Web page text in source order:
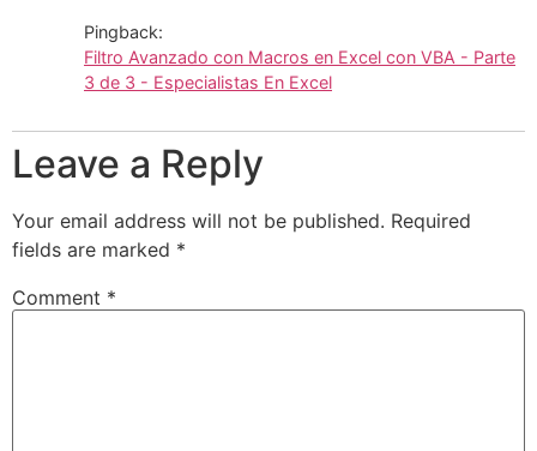
Pingback:
Filtro Avanzado con Macros en Excel con VBA - Parte
3 de 3 - Especialistas En Excel
Leave a Reply
Your email address will not be published. Required
fields are marked *
Comment *